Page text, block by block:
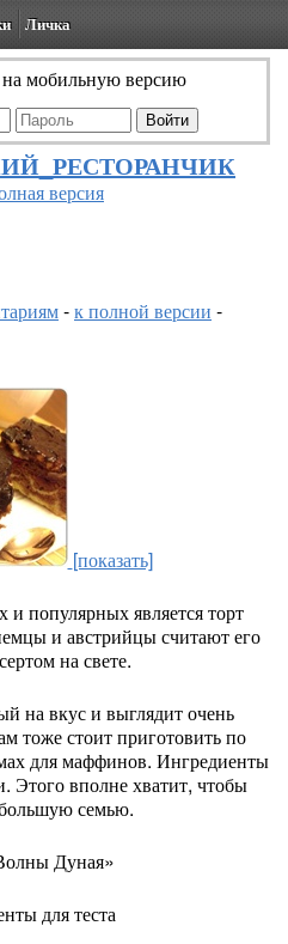
Личка
мобильную версию
версия
-к полной версии -
[показать]
популярных является торт
и австрийцы считают его
на свете.
на вкус и выглядит очень
тоже стоит приготовить по
для маффинов. Ингредиенты
Этого вполне хватит, чтобы
семью.
Дуная»
для теста